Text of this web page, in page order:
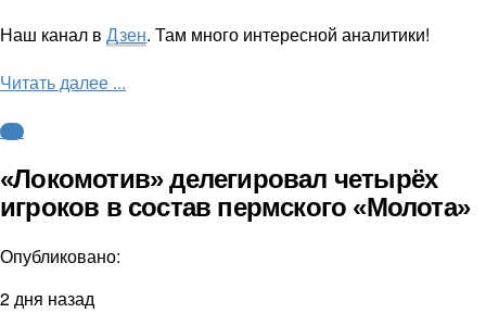
Наш канал в Дзен. Там много интересной аналитики!
Читать далее ...
КХЛ
«Локомотив» делегировал четырёх
игроков в состав пермского «Молота»
Опубликовано:
2 дня назад